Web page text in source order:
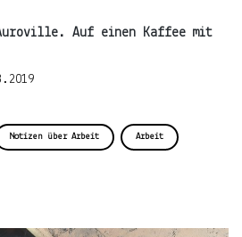
Auf einen Kaffee mit
Notizen über Arbeit Arbeit